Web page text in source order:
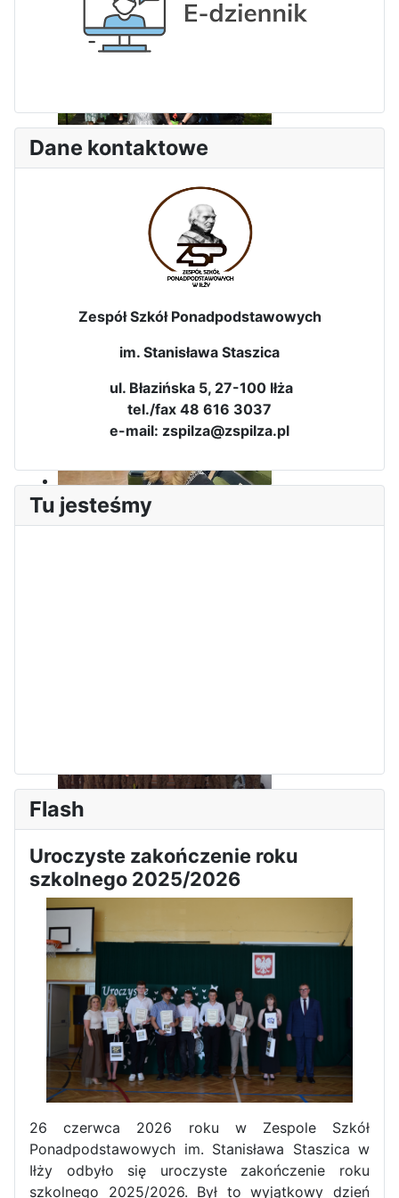
Dni Leśmianowskie 2026
Zawody Sportowo – Obronne
klas OPW
Apel z okazji 235-tej rocznicy
uchwalenia Konstytucji 3 Maja
Dane kontaktowe
Zespół Szkół Ponadpodstawowych
im. Stanisława Staszica
ul. Błazińska 5, 27-100 Iłża
tel./fax 48 616 3037
e-mail: zspilza@zspilza.pl
Tu jesteśmy
Flash
Uroczyste zakończenie roku
szkolnego 2025/2026
26 czerwca 2026 roku w Zespole Szkół
Ponadpodstawowych im. Stanisława Staszica w
Iłży odbyło się uroczyste zakończenie roku
szkolnego 2025/2026. Był to wyjątkowy dzień